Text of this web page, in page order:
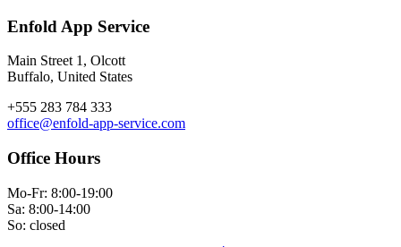
Enfold App Service
Main Street 1, Olcott
Buffalo, United States
+555 283 784 333
office@enfold-app-service.com
Office Hours
Mo-Fr: 8:00-19:00
Sa: 8:00-14:00
So: closed